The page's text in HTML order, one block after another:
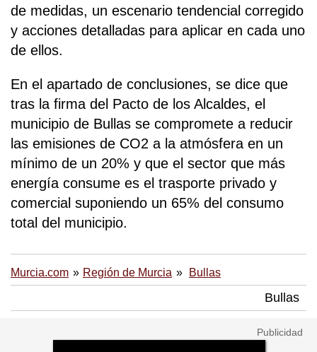
de medidas, un escenario tendencial corregido
y acciones detalladas para aplicar en cada uno
de ellos.
En el apartado de conclusiones, se dice que
tras la firma del Pacto de los Alcaldes, el
municipio de Bullas se compromete a reducir
las emisiones de CO2 a la atmósfera en un
mínimo de un 20% y que el sector que más
energía consume es el trasporte privado y
comercial suponiendo un 65% del consumo
total del municipio.
Murcia.com Región de Murcia Bullas
Bullas